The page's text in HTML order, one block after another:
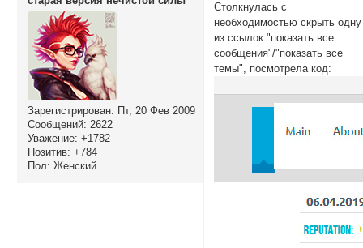
Зарегистрирован: Пт, 20 Фев 2009
Сообщений: 2622
Уважение: +1782
Позитив: +784
Пол: Женский
Столкнулась с
необходимостью скрыть одну
из ссылок "показать все
сообщения"/"показать все
темы", посмотрела код: